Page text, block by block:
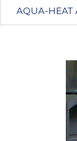
AQUA-HEAT